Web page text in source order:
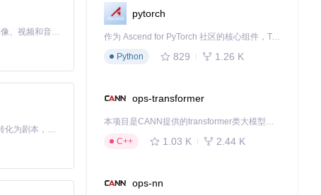
MiniMax H3 是一个通用的全模态生成系统。它支持对由文本、图像、视频和音频组成的多模态上下文进行统一理解，并能生成分辨率高达 2K、时长可达 15 秒的带原生立体声音频的视频。得益于面向任务泛化的系统设计，H3 在预训练阶段就已具备广泛的多模态上下文理解与生成能力，能够出色地执行复杂的多模态指令。
Toonflow 是一款 AI 短剧漫剧工具，能够利用 AI 技术将小说自动转化为剧本，并结合 AI 生成的图片和视频，实现高效的短剧创作。借助 Toonflow，可以轻松完成从文字到影像的全流程，让短剧制作变得更加智能与便捷。
pytorch
作为 Ascend for PyTorch 社区的核心组件，TorchNPU 是昇腾专为 PyTorch 打造的深度学习适配插件，使 PyTorch 框架能够直接调用昇腾 NPU，为开发者提供昇腾 AI 处理器的超强算力。
Python
829 1.26 K
ops-transformer
本项目是CANN提供的transformer类大模型算子库，实现网络在NPU上加速计算。
C++
1.03 K 2.44 K
ops-nn